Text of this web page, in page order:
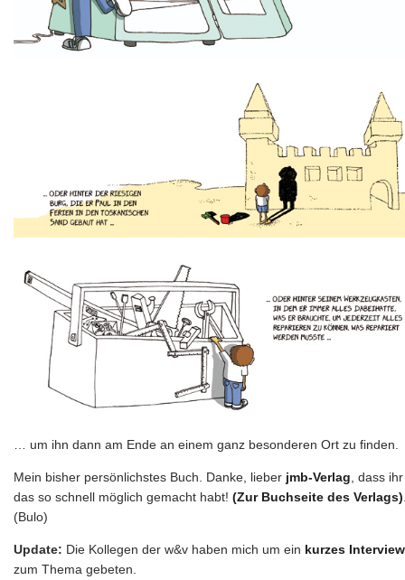
… um ihn dann am Ende an einem ganz besonderen Ort zu finden.
Mein bisher persönlichstes Buch. Danke, lieber jmb-Verlag , dass ihr
das so schnell möglich gemacht habt! (Zur Buchseite des Verlags)
(Bulo)
Update: Die Kollegen der w&v haben mich um ein kurzes Interview
zum Thema gebeten.